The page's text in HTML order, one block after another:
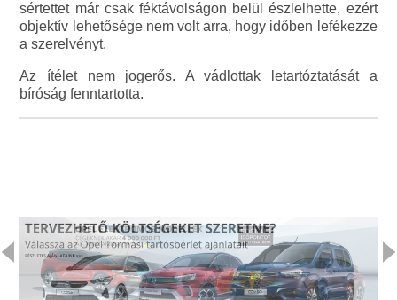
sértettet már csak féktávolságon belül észlelhette, ezért
objektív lehetősége nem volt arra, hogy időben lefékezze
a szerelvényt.
Az ítélet nem jogerős. A vádlottak letartóztatását a
bíróság fenntartotta.